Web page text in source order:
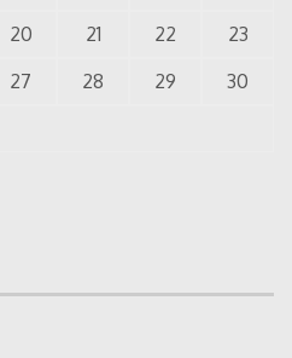
20 21 22
23
27 28 29
30